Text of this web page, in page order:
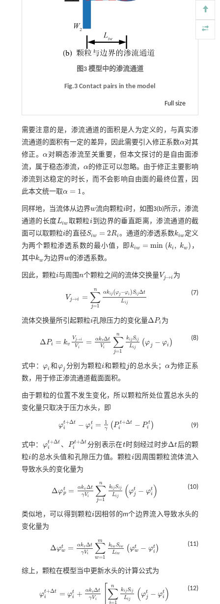
图3 模型中的渗流通道
Fig.3 Contact pairs in the model
Full size
需要注意的是，渗流通道的面积是人为定义的，与真实渗
流通道的面积有一定的差异，因此需要引入修正系数α
α对其
修正。α
α 对瞬态渗流至关重要，但本文探讨的是自由面渗
流，属于稳态渗流， α
α 的修正可以忽略。由于修正主要影响
渗流到达稳定的时长，而不会影响自由面的最终位置，因
此本文统一取α = 1
α= 1 。
同样地，当流体从边界w
w流向颗粒i
i 时，如 图3(b)所示，渗流
通道的长度Liw
Liw 取颗粒i
i 到边界的垂直距离，渗流通道的截
面可以取颗粒i
i 的直径Siw = 2Ri
Siw= 2R i 。通道的渗透系数kiw
kiw定义
为两个颗粒渗透系数的最小值，即kiw = min (ki , kw )
kiw=m n (ki, kw)
，
其中kw
kw为边界w
w的渗透系数。
因此，颗粒i
i与周围n
n个颗粒之间的流体交换量Vj→i
Vj→i 为
Vj→i = ∑
j=1
n
αkij ( φj −φi )SijΔt
Lij
Vj→i= ∑j= 1n kijφj-φiSij∆tLij
(7)
流体交换量所引起颗粒i
i孔隙压力的变化量ΔPi
∆Pi 为
ΔPi = kv
Vj→i
Vi
= αkvΔt
Vi ∑
j=1
n
kijSij
Lij
(φ j − φi )
∆Pi=k vV j→ Vi=α kv∆ tVi∑j= nk jSijLijφ -φi
(8)
式中：φi
φi 和 φj
φj 分别为颗粒i
i和颗粒j
j 的总水头；α
α 为修正系
数，用于修正渗流通道截面面积。
由于颗粒的位置不发生变化，所以颗粒所处位置总水头的
变化量只取决于压力水头，即
φt+Δt
i
− φt
i
= 1
γ (P t+Δt
i
− P t
i
)
φit +∆t φi t=1 γPi +∆t-Pit (9)
式中： φt+Δt
i
φit +∆t 、 P t+Δt
i
Pit+ ∆t 分别表示在t
t 时刻经过时步Δt
∆t 后的颗
粒i
i 的总水头值和孔隙压力值。颗粒i
i 因周围颗粒流体流入
导致水头的变化量为
Δφt
p = αkvΔt
γVi ∑
j=1
n
kij Sij
Lij (φt
j − φt
i )
∆φpt=αk v∆tγVi ∑j= nkijSijL ij φjt- φi t
(10)
类似地，可以得到颗粒i
i 因相邻的m个边界流入导致水头的
变化量为
Δφt
w = αkvΔt
γVi ∑
w=1
m
kiw Siw
Liw
(φt
w − φt
i )
∆φwt =α v∆tγVi ∑w = 1mkiw SiwLiwφ wt-φ
(11)
综上，颗粒在模型当中更新水头的计算公式为
φt+Δt
i
= φt
i
+ αkvΔt
γVi ∑
j=1
n
kij Sij
Lij (φt
j
− φt
i ) (12)